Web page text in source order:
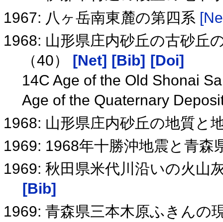
1967: 八ヶ岳南東麓の第四系
1968: 山形県庄内砂丘の古砂丘
（40） [Net] [Bib] [Doi]
14C Age of the Old Shonai
Age of the Quaternary
1968: 山形県庄内砂丘の地質と
1969: 1968年十勝沖地震と青森
1969: 秋田県米代川沿いの火山
[Bib]
1969: 青森県三本木原ふきんの